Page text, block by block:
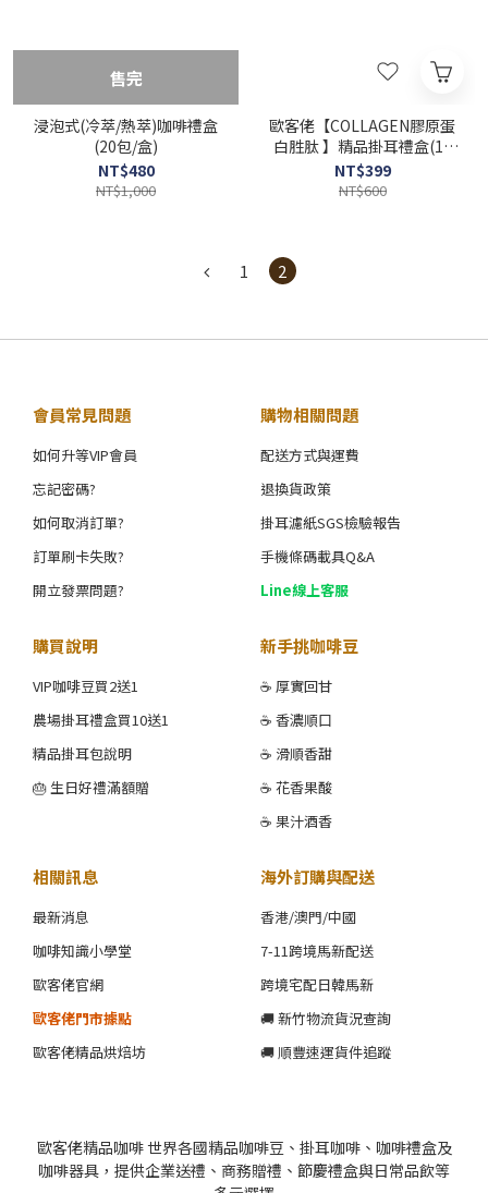
售完
浸泡式(冷萃/熱萃)咖啡禮盒
(20包/盒)
NT$480
NT$1,000
歐客佬【COLLAGEN膠原蛋
白胜肽 】精品掛耳禮盒(10
包/盒)
NT$399
NT$600
1 2
會員常見問題
如何升等VIP會員
忘記密碼?
如何取消訂單?
訂單刷卡失敗?
開立發票問題?
購物相關問題
配送方式與運費
退換貨政策
掛耳濾紙SGS檢驗報告
手機條碼載具Q&A
Line線上客服
購買說明
VIP咖啡豆買2送1
農場掛耳禮盒買10送1
精品掛耳包說明
🎂 生日好禮滿額贈
新手挑咖啡豆
☕ 厚實回甘
☕ 香濃順口
☕ 滑順香甜
☕ 花香果酸
☕ 果汁酒香
相關訊息
最新消息
咖啡知識小學堂
歐客佬官網
歐客佬門市據點
歐客佬精品烘焙坊
海外訂購與配送
香港/澳門/中國
7-11跨境馬新配送
跨境宅配日韓馬新
🚚 新竹物流貨況查詢
🚚 順豐速運貨件追蹤
歐客佬精品咖啡 世界各國精品咖啡豆、掛耳咖啡、咖啡禮盒及
咖啡器具，提供企業送禮、商務贈禮、節慶禮盒與日常品飲等